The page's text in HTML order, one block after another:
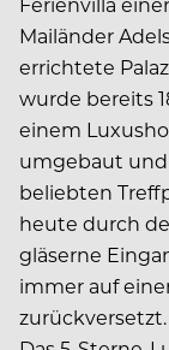
Mailänder
errichtete
wurde bereits
einem
umgebaut
beliebten
heute durch
gläserne
immer auf
zurückversetzt.